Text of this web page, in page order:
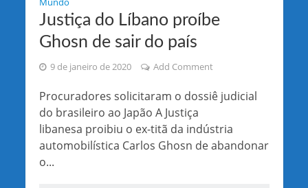
Mundo
Justiça do Líbano proíbe
Ghosn de sair do país
9 de janeiro de 2020 Add Comment
Procuradores solicitaram o dossiê judicial
do brasileiro ao Japão A Justiça
libanesa proibiu o ex-titã da indústria
automobilística Carlos Ghosn de abandonar
o...